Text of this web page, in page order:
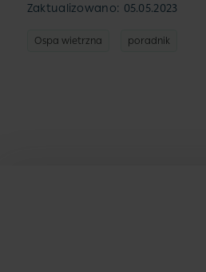
Zaktualizowano: 05.05.2023
Ospa wietrzna poradnik